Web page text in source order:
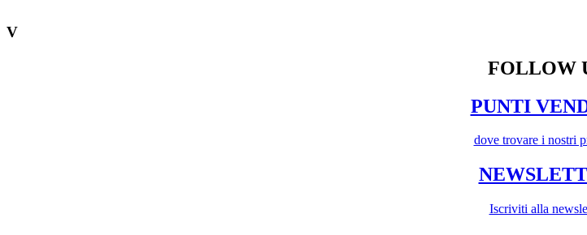
V
FOLLOW
PUNTI
dove trovare i nostri
Iscriviti alla